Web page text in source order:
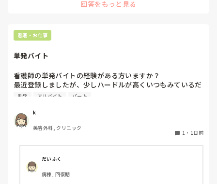
回答をもっと見る
看護・お仕事
単発バイト
看護師の単発バイトの経験がある方いますか？
最近登録しましたが、少しハードルが高くいつもみているだ
けです。
ような雰囲気なのか知りたいです。
単発 アルバイト パート
k
美容外科, クリニック
1 ・ 1日前
だいふく
病棟, 回復期